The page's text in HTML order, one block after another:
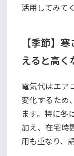
活用してみて
【季節】
えると高く
電気代はエア
変化するため
ます。特に冬
加え、在宅時
用も重なり、